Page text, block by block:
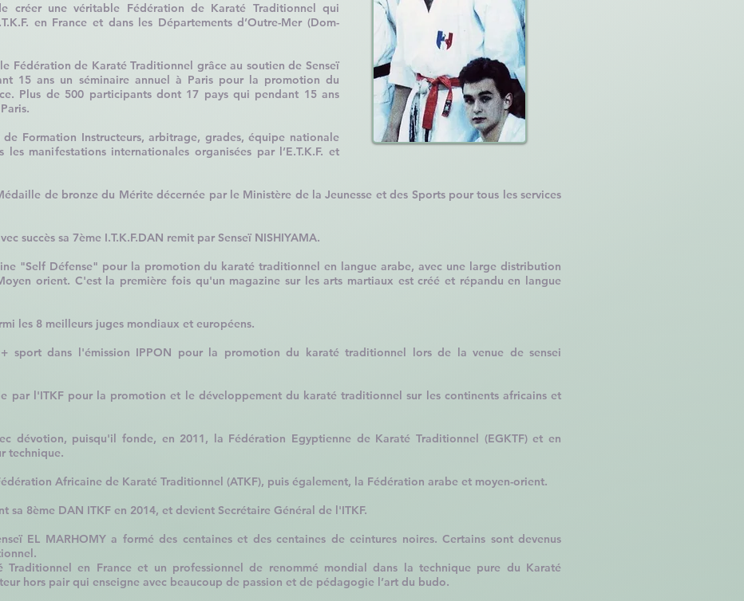
créer une véritable Fédération de Karaté Traditionnel qui
en France et dans les Départements d’Outre-Mer (Dom-
Fédération de Karaté Traditionnel grâce au soutien de Senseï
15 ans un séminaire annuel à Paris pour la promotion du
Plus de 500 participants dont 17 pays qui pendant 15 ans
Formation Instructeurs, arbitrage, grades, équipe nationale
manifestations internationales organisées par l’E.T.K.F. et
de bronze du Mérite décernée par le Ministère de la Jeunesse et des Sports pour tous les services
succès sa 7ème I.T.K.F.DAN remit par Senseï NISHIYAMA.
"Self Défense" pour la promotion du karaté traditionnel en langue arabe, avec une large distribution
orient. C'est la première fois qu'un magazine sur les arts martiaux est créé et répandu en langue
les 8 meilleurs juges mondiaux et européens.
sport dans l'émission IPPON pour la promotion du karaté traditionnel lors de la venue de sensei
par l'ITKF pour la promotion et le développement du karaté traditionnel sur les continents africains et
dévotion, puisqu'il fonde, en 2011, la Fédération Egyptienne de Karaté Traditionnel (EGKTF) et en
technique.
Africaine de Karaté Traditionnel (ATKF), puis également, la Fédération arabe et moyen-orient.
sa 8ème DAN ITKF en 2014, et devient Secrétaire Général de l'ITKF.
EL MARHOMY a formé des centaines et des centaines de ceintures noires. Certains sont devenus
en France et un professionnel de renommé mondial dans la technique pure du Karaté
hors pair qui enseigne avec beaucoup de passion et de pédagogie l’art du budo.